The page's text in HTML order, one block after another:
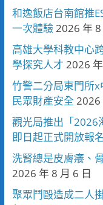
和逸飯店台南館推
一次體驗2026 年 8
高雄大學科教中心
學探究人才 2026
竹警二分局東門所
民眾財產安全 2026
觀光局推出「2026
即日起正式開放報名
洗腎總是皮膚癢、
2026 年 8 月 6 日
聚眾鬥毆造成二人